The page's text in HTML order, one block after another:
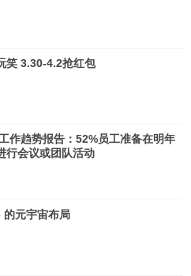
笑 3.30-4.2抢红包
作趋势报告：52%员工准备在明年
行会议或团队活动
元宇宙布局